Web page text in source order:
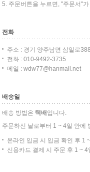
5. 주문버튼을 누르면, "주문서"
전화
주소 : 경기 양주남면 삼일로388
전화 : 010-9492-3735
메일 : wdw77@hanmail.net
배송일
배송 방법은 택배 입니다.
주문하신 날로부터 1 ~ 4일 안에
온라인 입금 시 입금 확인 후 1
신용카드 결제 시 주문 후 1 ~ 4